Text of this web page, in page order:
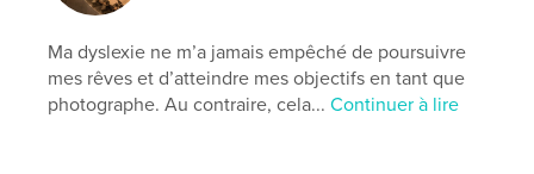
Catégories supplémentaires
d'art et de photographie
Format choisi:Lettre US, 22×28 cm
# de pages:80
Ma dyslexie ne m’a jamais empêché de poursuivre
mes rêves et d’atteindre mes objectifs en tant que
photographe. Au contraire, cela...Continuer à lire